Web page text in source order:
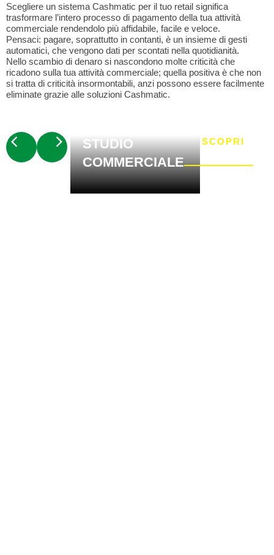
Scegliere un sistema Cashmatic per il tuo retail significa
trasformare l’intero processo di pagamento della tua attività
commerciale rendendolo più affidabile, facile e veloce.
Pensaci: pagare, soprattutto in contanti, è un insieme di gesti
automatici, che vengono dati per scontati nella quotidianità.
Nello scambio di denaro si nascondono molte criticità che
ricadono sulla tua attività commerciale; quella positiva è che non
si tratta di criticità insormontabili, anzi possono essere facilmente
eliminate grazie alle soluzioni Cashmatic.
STUDIO
COMMERCIALE
SCOPRI